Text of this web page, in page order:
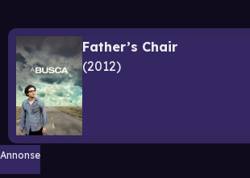
Father’s Chair
2012
Annonse